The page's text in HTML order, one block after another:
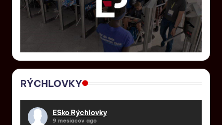
RÝCHLOVKY
ESko Rýchlovky
9 mesiacov ago